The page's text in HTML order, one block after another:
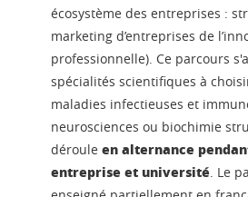
écosystème des entreprises :
marketing d’entreprises de
professionnelle). Ce parcours
spécialités scientifiques à
maladies infectieuses et
neurosciences ou biochimie
déroule en alternance
entreprise et université . Le